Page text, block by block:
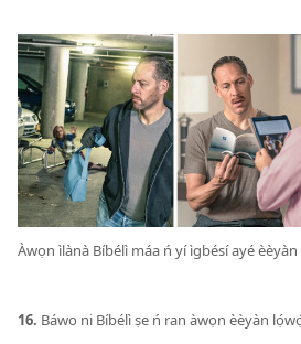
Àwọn ìlànà Bíbélì máa ń yí ìgbésí ayé
16. Báwo ni Bíbélì ṣe ń ran àwọn èèyàn